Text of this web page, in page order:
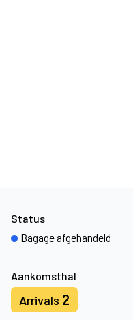
Aankomsthal
Arrivals 2
Status
Bagage afgehandeld